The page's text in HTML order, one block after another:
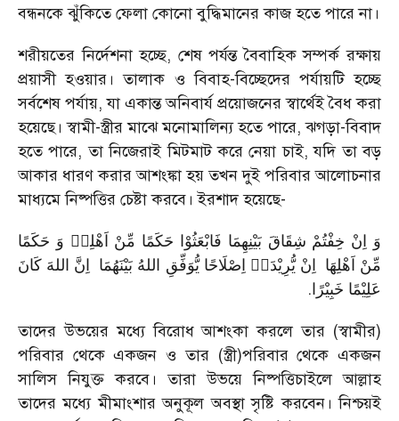
বন্ধনকে ঝুঁকিতে ফেলা কোনো বুদ্ধিমানের কাজ হতে পারে না।
শরীয়তের নির্দেশনা হচ্ছে, শেষ পর্যন্ত বৈবাহিক সম্পর্ক রক্ষায়
প্রয়াসী হওয়ার। তালাক ও বিবাহ-বিচ্ছেদের পর্যায়টি হচ্ছে
সর্বশেষ পর্যায়, যা একান্ত অনিবার্য প্রয়োজনের স্বার্থেই বৈধ করা
হয়েছে। স্বামী-স্ত্রীর মাঝে মনোমালিন্য হতে পারে, ঝগড়া-বিবাদ
হতে পারে, তা নিজেরাই মিটমাট করে নেয়া চাই, যদি তা বড়
আকার ধারণ করার আশংঙ্কা হয় তখন দুই পরিবার আলোচনার
মাধ্যমে নিষ্পত্তির চেষ্টা করবে। ইরশাদ হয়েছে-
وَ اِنْ خِفْتُمْ شِقَاقَ بَیْنِهِمَا فَابْعَثُوْا حَكَمًا مِّنْ اَهْلِهٖ وَ حَكَمًا
مِّنْ اَهْلِهَا اِنْ یُّرِیْدَاۤ اِصْلَاحًا یُّوَفِّقِ اللهُ بَیْنَهُمَا اِنَّ اللهَ كَانَ
عَلِیْمًا خَبِیْرًا.
তাদের উভয়ের মধ্যে বিরোধ আশংকা করলে তার (স্বামীর)
পরিবার থেকে একজন ও তার (স্ত্রী)পরিবার থেকে একজন
সালিস নিযুক্ত করবে। তারা উভয়ে নিষ্পত্তিচাইলে আল্লাহ
তাদের মধ্যে মীমাংশার অনুকূল অবস্থা সৃষ্টি করবেন। নিশ্চয়ই